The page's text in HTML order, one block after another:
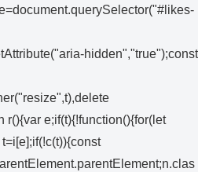
hidden","true");const
e;if(t){!function(){for(let